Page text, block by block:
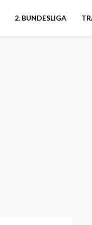
2. BUNDESLIGA